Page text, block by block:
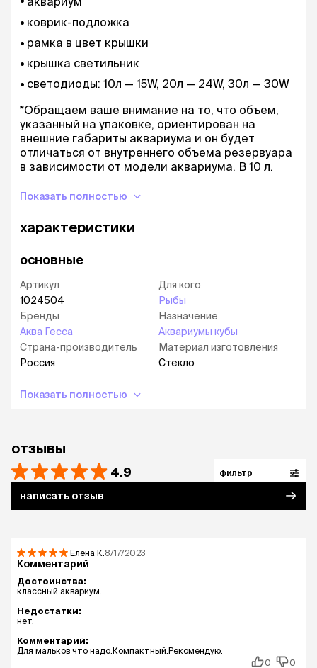
коврик-подложка
рамка в цвет крышки
крышка светильник
светодиоды: 10л — 15W, 20л — 24W, 30л — 30W
*Обращаем ваше внимание на то, что объем,
указанный на упаковке, ориентирован на
внешние габариты аквариума и он будет
отличаться от внутреннего объема резервуара
в зависимости от модели аквариума. В 10 л.
указанного объема. Так же при обустройстве
краев и то пространство, которое у вас уйдет
на декор и оформление.
Показать полностью
характеристики
основные
Артикул
1024504
Бренды
Аква Гесса
Страна-производитель
Россия
Для кого
Рыбы
Назначение
Аквариумы кубы
Материал изготовления
Стекло
Показать полностью
отзывы
4.9 фильтр
написать отзыв
Елена К. 8/17/2023
Комментарий
Достоинства:
классный аквариум.
Недостатки:
нет.
Комментарий:
Для мальков что надо.Компактный.Рекомендую.
0
0